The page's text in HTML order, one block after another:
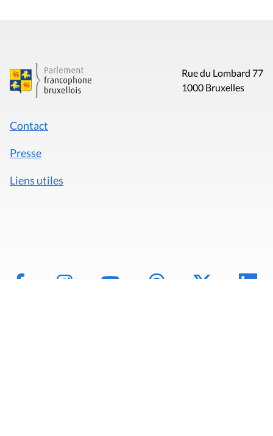
Rue du Lombard 77
1000 Bruxelles
Contact
Presse
Liens utiles